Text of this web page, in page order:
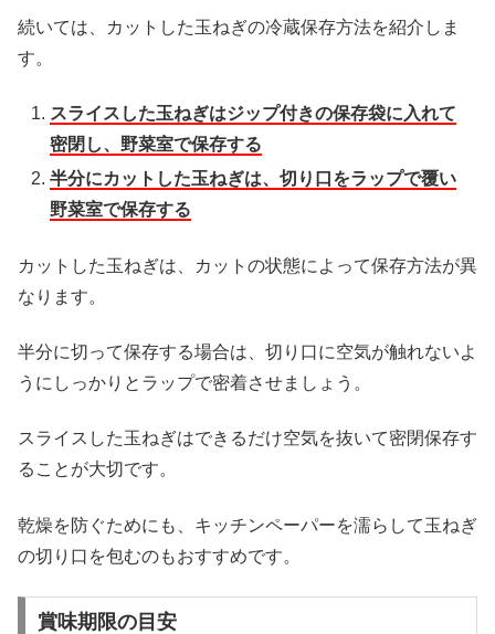
続いては、カットした玉ねぎの冷蔵保存方法を紹介しま
す。
スライスした玉ねぎはジップ付きの保存袋に入れて
密閉し、野菜室で保存する
半分にカットした玉ねぎは、切り口をラップで覆い
野菜室で保存する
カットした玉ねぎは、カットの状態によって保存方法が異
なります。
半分に切って保存する場合は、切り口に空気が触れないよ
うにしっかりとラップで密着させましょう。
スライスした玉ねぎはできるだけ空気を抜いて密閉保存す
ることが大切です。
乾燥を防ぐためにも、キッチンペーパーを濡らして玉ねぎ
の切り口を包むのもおすすめです。
賞味期限の目安